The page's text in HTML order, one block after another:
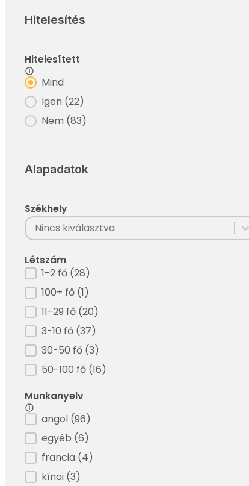
Hitelesítés
Hitelesített
Filter - Hitelesített
Mind
Igen (22)
Nem (83)
Alapadatok
Székhely
Filter - Székhely
Select content
Select content
Létszám
Filter - Létszám
1-2 fő (28)
100+ fő (1)
11-29 fő (20)
3-10 fő (37)
30-50 fő (3)
50-100 fő (16)
Munkanyelv
Filter - Munkanyelv
angol (96)
egyéb (6)
francia (4)
kínai (3)